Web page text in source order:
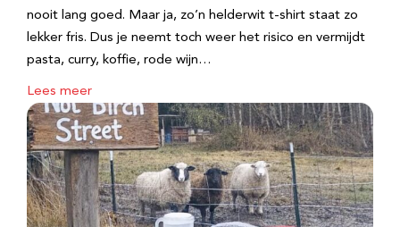
nooit lang goed. Maar ja, zo’n helderwit t-shirt staat zo
lekker fris. Dus je neemt toch weer het risico en vermijdt
pasta, curry, koffie, rode wijn…
Lees meer